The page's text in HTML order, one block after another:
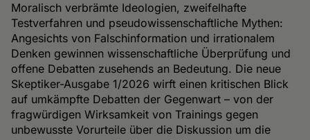
Moralisch verbrämte Ideologien, zweifelhafte
Testverfahren und pseudowissenschaftliche Mythen:
Angesichts von Falschinformation und irrationalem
Denken gewinnen wissenschaftliche Überprüfung und
offene Debatten zusehends an Bedeutung. Die neue
Skeptiker-Ausgabe 1/2026 wirft einen kritischen Blick
auf umkämpfte Debatten der Gegenwart – von der
fragwürdigen Wirksamkeit von Trainings gegen
unbewusste Vorurteile über die Diskussion um die